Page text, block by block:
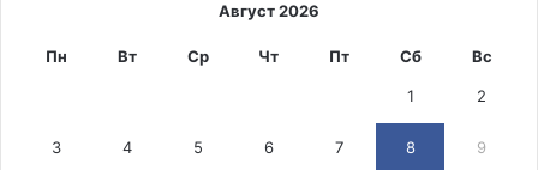
Август 2026
Пн Вт Ср Чт Пт Сб Вс
1 2
3 4 5 6 7 8 9